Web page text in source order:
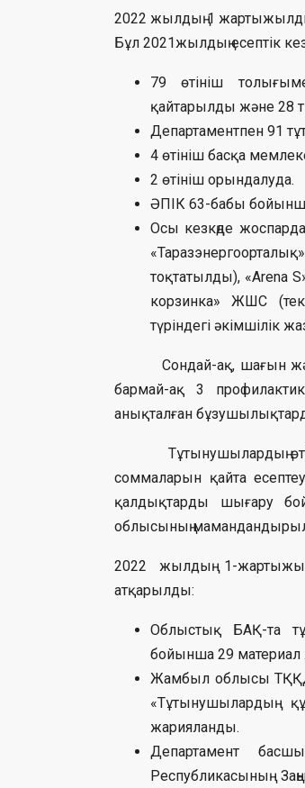
2022 жылдың 1
Бұл 2021жылдың есептік
79 өтініш
қайтарылды және 28
Департаментпен 91
4 өтініш басқа
2 өтініш орындалуда.
ӘПІК 63-бабы
Осы кезкңде
тоқтатылды), «Arena
корзинка» ЖШС
түріндегі әкімшілік
Сондай-ақ, шағын және
бармай-ақ 3
анықталған
Тұтынушылардың
соммаларын қайта
қалдықтарды шығару
облысының
2022 жылдың 1-
атқарылды:
Облыстық БАҚ-та
бойынша 29
Жамбыл облысы
«Тұтынушылардың
жарияланды.
Департамент
Республикасының